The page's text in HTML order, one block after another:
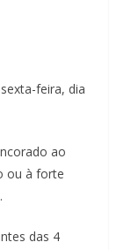
feira, dia
ao
ou à forte
das 4